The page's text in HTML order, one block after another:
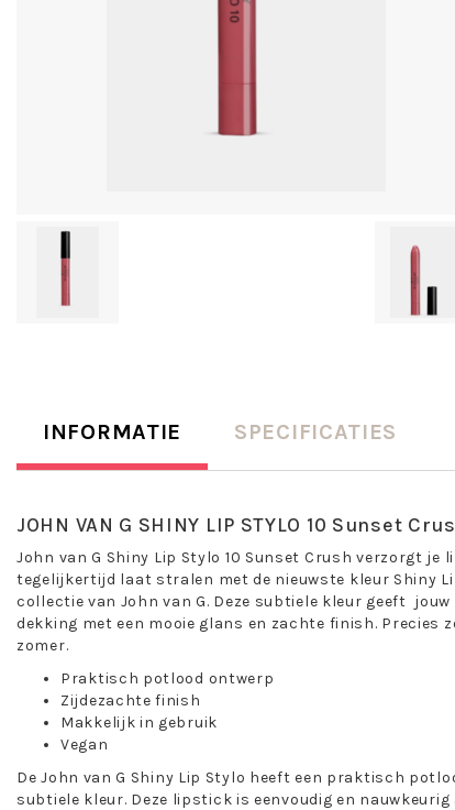
INFORMATIE SPECIFICATIES
JOHN VAN G SHINY LIP STYLO 10 Sunset
John van G Shiny Lip Stylo 10 Sunset Crush verzorgt
tegelijkertijd laat stralen met de nieuwste kleur Shiny
collectie van John van G. Deze subtiele kleur geeft
dekking met een mooie glans en zachte finish. Precies
zomer.
Praktisch potlood ontwerp
Zijdezachte finish
Makkelijk in gebruik
Vegan
De John van G Shiny Lip Stylo heeft een praktisch
subtiele kleur. Deze lipstick is eenvoudig en